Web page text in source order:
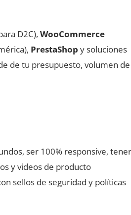
D2C),WooCommerce
PrestaShop y soluciones
de tu presupuesto, volumen de
ser 100% responsive,
y videos de producto
sellos de seguridad y políticas